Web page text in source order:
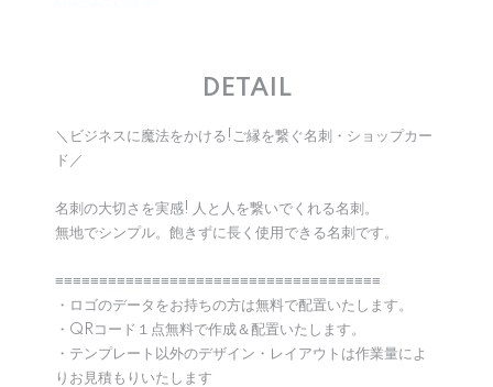
DETAIL
＼ビジネスに魔法をかける!ご縁を繋ぐ名刺・ショップカー
ド／
名刺の大切さを実感! 人と人を繋いでくれる名刺。
無地でシンプル。飽きずに長く使用できる名刺です。
≡≡≡≡≡≡≡≡≡≡≡≡≡≡≡≡≡≡≡≡≡≡≡≡≡≡≡≡≡≡≡≡≡≡≡≡≡
・ロゴのデータをお持ちの方は無料で配置いたします。
・QRコード１点無料で作成＆配置いたします。
・テンプレート以外のデザイン・レイアウトは作業量によ
りお見積もりいたします